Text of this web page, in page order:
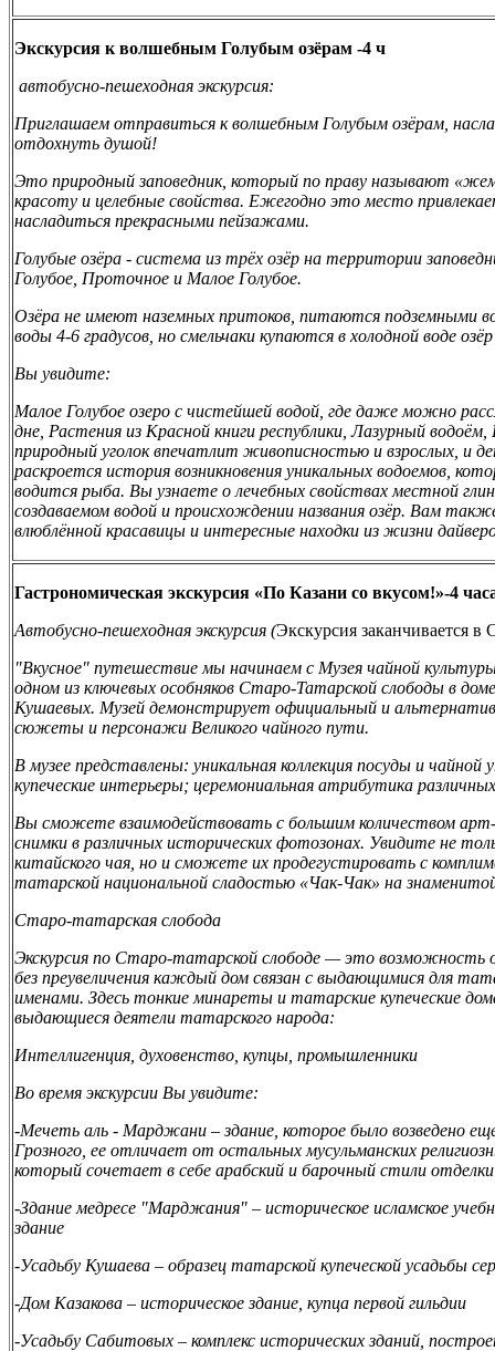
Экскурсия к волшебным Голубым озёрам -4 ч
автобусно-пешеходная экскурсия:
Приглашаем отправиться к волшебным Голубым озёрам,
отдохнуть душой!
Это природный заповедник, который по праву называют
красоту и целебные свойства. Ежегодно это место
насладиться прекрасными пейзажами.
Голубые озёра - система из трёх озёр на территории
Голубое, Проточное и Малое Голубое.
Озёра не имеют наземных притоков, питаются подземными
воды 4-6 градусов, но смельчаки купаются в холодной воде
Вы увидите:
Малое Голубое озеро с чистейшей водой, где даже можно
дне, Растения из Красной книги республики, Лазурный
природный уголок впечатлит живописностью и взрослых, и
раскроется история возникновения уникальных водоемов,
водится рыба. Вы узнаете о лечебных свойствах местной
создаваемом водой и происхождении названия озёр. Вам
влюблённой красавицы и интересные находки из жизни
Гастрономическая экскурсия «По Казани со вкусом!»-4
Автобусно-пешеходная экскурсия (Экскурсия заканчивается в
"Вкусное" путешествие мы начинаем с Музея чайной
одном из ключевых особняков Старо-Татарской слободы в
Кушаевых. Музей демонстрирует официальный и
сюжеты и персонажи Великого чайного пути.
В музее представлены: уникальная коллекция посуды и
купеческие интерьеры; церемониальная атрибутика
Вы сможете взаимодействовать с большим количеством
снимки в различных исторических фотозонах. Увидите не
китайского чая, но и сможете их продегустировать с
татарской национальной сладостью «Чак-Чак» на
Старо-татарская слобода
Экскурсия по Старо-татарской слободе — это возможность
без преувеличения каждый дом связан с выдающимися для
именами. Здесь тонкие минареты и татарские купеческие
выдающиеся деятели татарского народа:
Интеллигенция, духовенство, купцы, промышленники
Во время экскурсии Вы увидите:
-Мечеть аль - Марджани – здание, которое было возведено
Грозного, ее отличает от остальных мусульманских
который сочетает в себе арабский и барочный стили отделки
-Здание медресе "Марджания" – историческое исламское
здание
-Усадьбу Кушаева – образец татарской купеческой усадьбы
-Дом Казакова – историческое здание, купца первой гильдии
-Усадьбу Сабитовых – комплекс исторических зданий,